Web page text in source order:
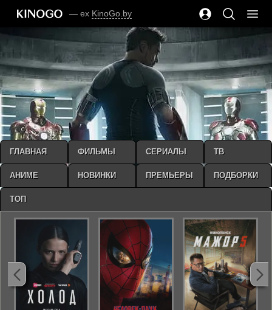
— ex KinoGo.by
ГЛАВНАЯ ФИЛЬМЫ СЕРИАЛЫ ТВ
АНИМЕ НОВИНКИ ПРЕМЬЕРЫ ПОДБОРКИ
ТОП